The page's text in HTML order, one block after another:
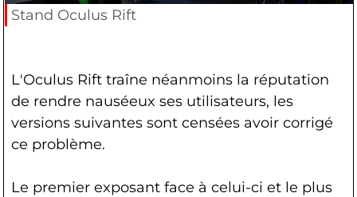
Stand Oculus Rift
L'Oculus Rift traîne néanmoins la réputation
de rendre nauséeux ses utilisateurs, les
versions suivantes sont censées avoir corrigé
ce problème.
Le premier exposant face à celui-ci et le plus